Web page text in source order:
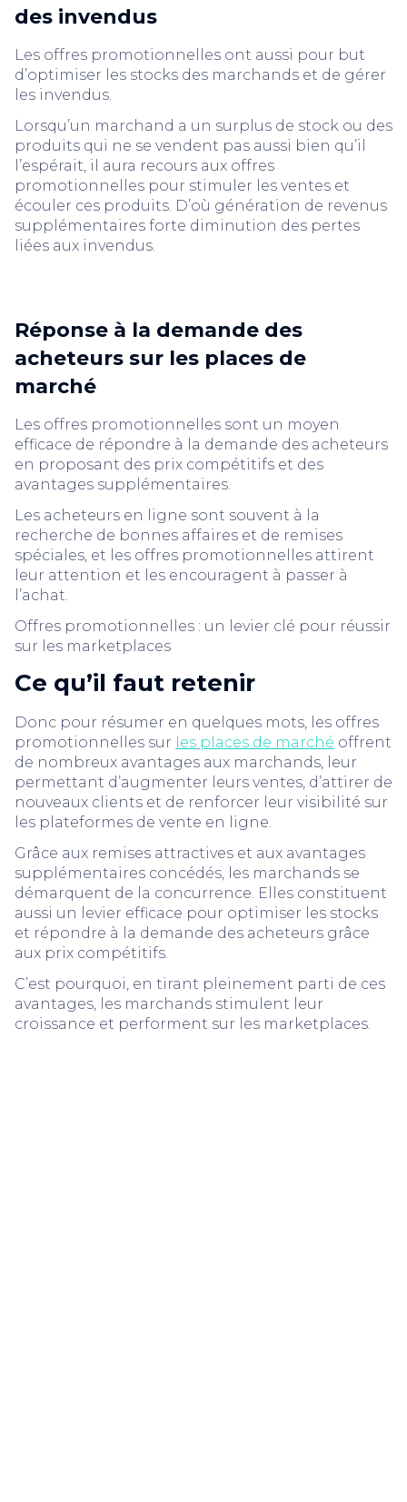
des invendus
Les offres promotionnelles ont aussi pour but
d’optimiser les stocks des marchands et de gérer
les invendus.
Lorsqu’un marchand a un surplus de stock ou des
produits qui ne se vendent pas aussi bien qu’il
l’espérait, il aura recours aux offres
promotionnelles pour stimuler les ventes et
écouler ces produits. D’où génération de revenus
supplémentaires forte diminution des pertes
liées aux invendus.
Réponse à la demande des
acheteurs sur les places de
marché
Les offres promotionnelles sont un moyen
efficace de répondre à la demande des acheteurs
en proposant des prix compétitifs et des
avantages supplémentaires.
Les acheteurs en ligne sont souvent à la
recherche de bonnes affaires et de remises
spéciales, et les offres promotionnelles attirent
leur attention et les encouragent à passer à
l’achat.
Offres promotionnelles : un levier clé pour réussir
sur les marketplaces
Ce qu’il faut retenir
Donc pour résumer en quelques mots, les offres
promotionnelles sur les places de marché offrent
de nombreux avantages aux marchands, leur
permettant d’augmenter leurs ventes, d’attirer de
nouveaux clients et de renforcer leur visibilité sur
les plateformes de vente en ligne.
Grâce aux remises attractives et aux avantages
supplémentaires concédés, les marchands se
démarquent de la concurrence. Elles constituent
aussi un levier efficace pour optimiser les stocks
et répondre à la demande des acheteurs grâce
aux prix compétitifs.
C’est pourquoi, en tirant pleinement parti de ces
avantages, les marchands stimulent leur
croissance et performent sur les marketplaces.